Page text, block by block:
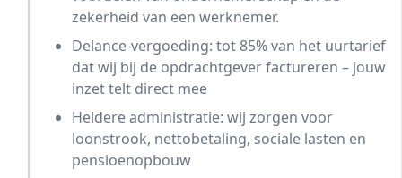
zekerheid van een werknemer.
Delance-vergoeding: tot 85% van het uurtarief
dat wij bij de opdrachtgever factureren – jouw
inzet telt direct mee
Heldere administratie: wij zorgen voor
loonstrook, nettobetaling, sociale lasten en
pensioenopbouw